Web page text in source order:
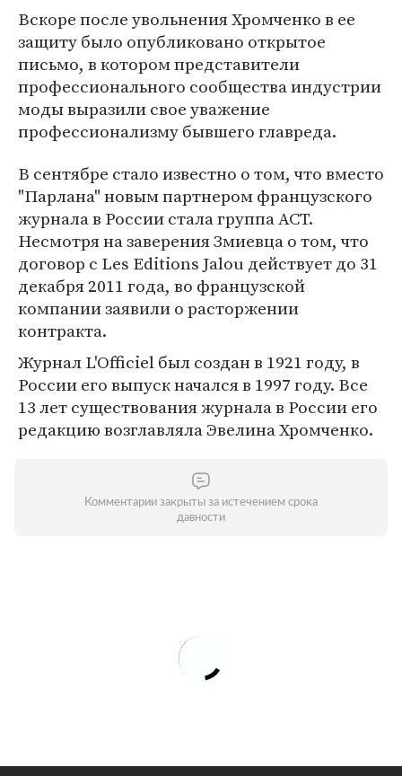
Вскоре после увольнения Хромченко в ее
защиту было опубликовано открытое
письмо, в котором представители
профессионального сообщества индустрии
моды выразили свое уважение
профессионализму бывшего главреда.
В сентябре стало известно о том, что вместо
"Парлана" новым партнером французского
журнала в России стала группа АСТ.
Несмотря на заверения Змиевца о том, что
договор с Les Editions Jalou действует до 31
декабря 2011 года, во французской
компании заявили о расторжении
контракта.
Журнал L'Officiel был создан в 1921 году, в
России его выпуск начался в 1997 году. Все
13 лет существования журнала в России его
редакцию возглавляла Эвелина Хромченко.
Комментарии закрыты за истечением срока
давности